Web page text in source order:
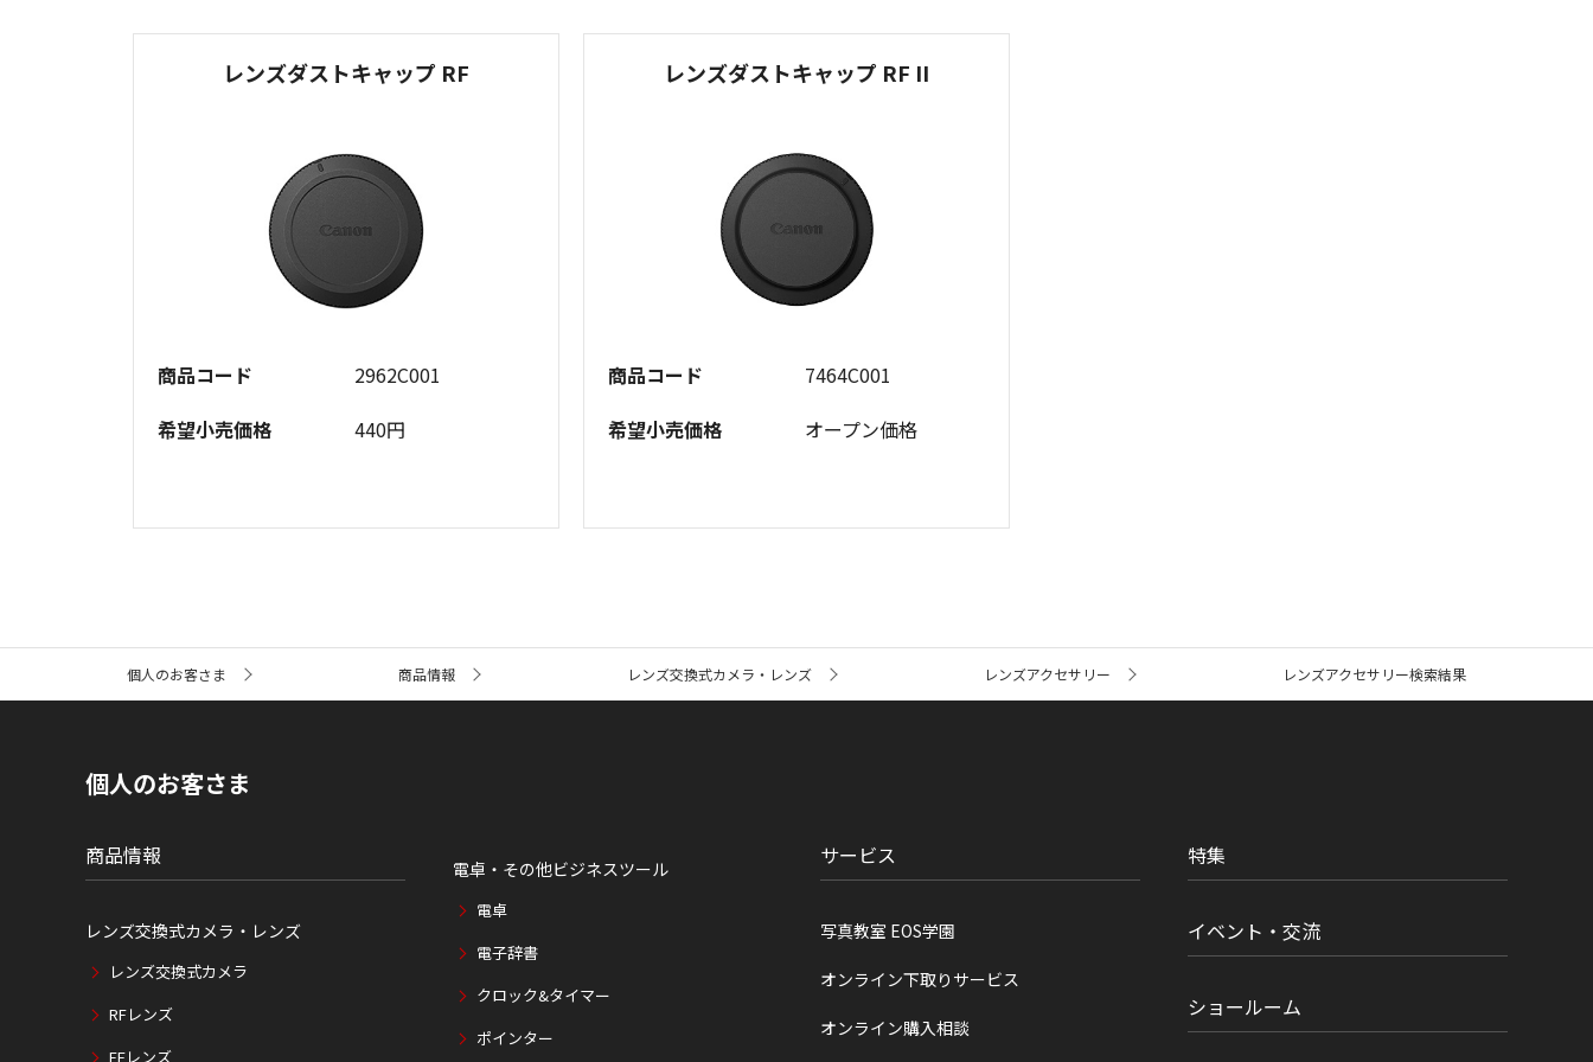
レンズダストキャップ RF
商品コード
2962C001
希望小売価格
440円
レンズダストキャップ RF II
商品コード
7464C001
希望小売価格
オープン価格
ト
個人のお客さま 商品情報 レンズ交換式カメラ・レンズ レンズアクセサリー レンズアクセサリー検索結果
個人のお客さま
商品情報
レンズ交換式カメラ・レンズ
レンズ交換式カメラ
RFレンズ
EFレンズ
電卓・その他ビジネスツール
電卓
電子辞書
クロック&タイマー
ポインター
サービス
写真教室 EOS学園
オンライン下取りサービス
オンライン購入相談
特集
イベント・交流
ショールーム